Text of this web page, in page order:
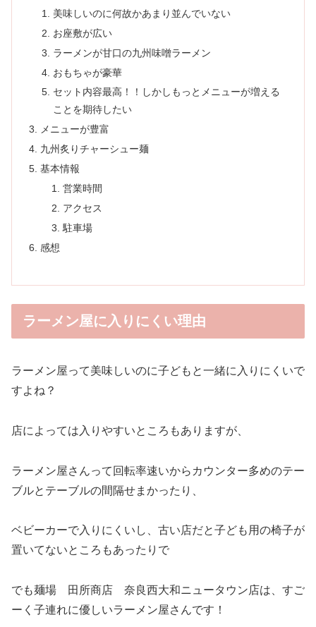
美味しいのに何故かあまり並んでいない
お座敷が広い
ラーメンが甘口の九州味噌ラーメン
おもちゃが豪華
セット内容最高！！しかしもっとメニューが増える
ことを期待したい
メニューが豊富
九州炙りチャーシュー麺
基本情報
営業時間
アクセス
駐車場
感想
ラーメン屋に入りにくい理由
ラーメン屋って美味しいのに子どもと一緒に入りにくいで
すよね？
店によっては入りやすいところもありますが、
ラーメン屋さんって回転率速いからカウンター多めのテー
ブルとテーブルの間隔せまかったり、
ベビーカーで入りにくいし、古い店だと子ども用の椅子が
置いてないところもあったりで
でも麺場 田所商店 奈良西大和ニュータウン店は、すご
ーく子連れに優しいラーメン屋さんです！